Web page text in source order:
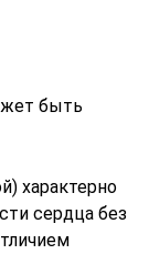
быть
характерно
сердца без